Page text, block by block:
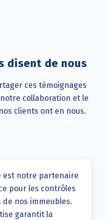
disent de nous
ces témoignages
collaboration et le
clients ont en nous.
est notre partenaire
pour les contrôles
nos immeubles.
garantit la